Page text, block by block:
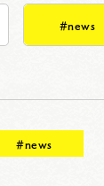
#news
#news